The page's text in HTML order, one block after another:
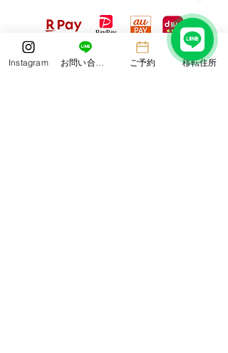
Instagram お問い合わせ ご予約 移転住所